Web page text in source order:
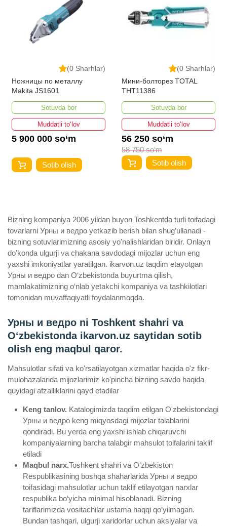
(0 Sharhlar)
Ножницы по металлу
Makita JS1601
Sotuvda bor
Muddatli to‘lov
5 900 000 so‘m
Sotib olish
(0 Sharhlar)
Мини-болторез TOTAL
THT11386
Sotuvda bor
Muddatli to‘lov
56 250 so‘m
58 750 so‘m
Sotib olish
Bizning kompaniya 2006 yildan buyon Toshkentda turli toifadagi
tovarlarni Урны и ведро yetkazib berish bilan shug’ullanadi ­
bizning sotuvlarimizning asosiy yo'nalishlaridan biridir. Onlayn
do'konda ulgurji va chakana savdodagi mijozlar uchun eng
yaxshi imkoniyatlar yaratilgan. ikarvon.uz taqdim etayotgan
Урны и ведро dan O‘zbekistonda buyurtma qilish,
mamlakatimizning o‘nlab yetakchi kompaniya va tashkilotlari
tomonidan muvaffaqiyatli foydalanmoqda.
Урны и ведро ni Toshkent shahri va
Oʻzbekistonda ikarvon.uz saytidan sotib
olish eng maqbul qaror.
Mahsulotlar sifati va ko'rsatilayotgan xizmatlar haqida o'z fikr-
mulohazalarida mijozlarimiz ko'pincha bizning savdo haqida
quyidagi afzalliklarini qayd etadilar
Keng tanlov. Katalogimizda taqdim etilgan O'zbekistondagi
Урны и ведро keng miqyosdagi mijozlar talablarini
qondiradi. Bu yerda eng yaxshi ishlab chiqaruvchi
kompaniyalarning barcha talabgir mahsulot toifalarini taklif
etiladi
Maqbul narx.Toshkent shahri va O‘zbekiston
Respublikasining boshqa shaharlarida Урны и ведро
toifasidagi mahsulotlar uchun taklif etilayotgan narxlar
respublika bo‘yicha minimal hisoblanadi. Bizning
tariflarimizda vositachilar ustama haqqi qo’yilmagan.
Bundan tashqari, ulgurji xaridorlar uchun aksiyalar va